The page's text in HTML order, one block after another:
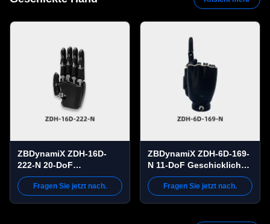
ZBDynamiX ZDH-16D-
222-N 20-DoF
Geschickliche
Roboterhand 16 aktive
Fragen Sie jetzt nach.
ZBDynamiX ZDH-6D-169-
N 11-DoF Geschickliche
Roboterhand 25 kg
Maximale Nutzlast, ±0,05
Fragen Sie jetzt nach.